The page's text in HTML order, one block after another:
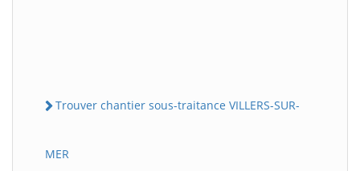
Trouver chantier sous-traitance VILLERS-SUR-
MER